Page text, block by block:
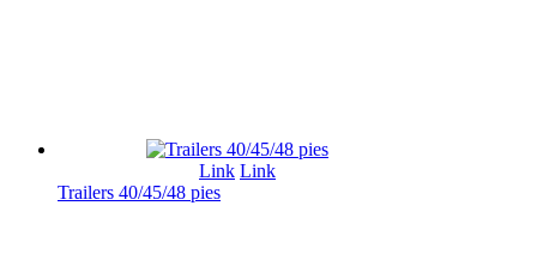
Link Link
Trailers 40/45/48 pies